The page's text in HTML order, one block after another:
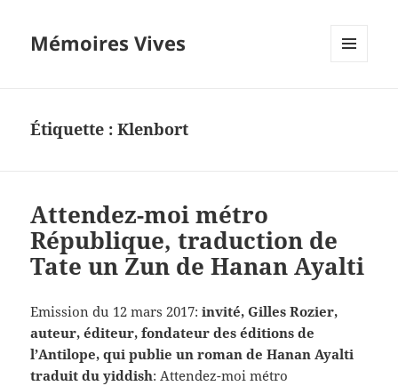
Mémoires Vives
Étiquette :Klenbort
Attendez-moi métro
République, traduction de
Tate un Zun de Hanan Ayalti
Emission du 12 mars 2017:invité, Gilles Rozier,
auteur, éditeur, fondateur des éditions de
l’Antilope, qui publie un roman de Hanan Ayalti
traduit du yiddish: Attendez-moi métro